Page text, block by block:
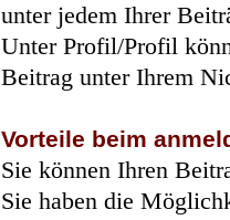
unter jedem Ihrer
Unter Profil/Profil
Beitrag unter Ihrem
Vorteile beim
Sie können Ihren
Sie haben die